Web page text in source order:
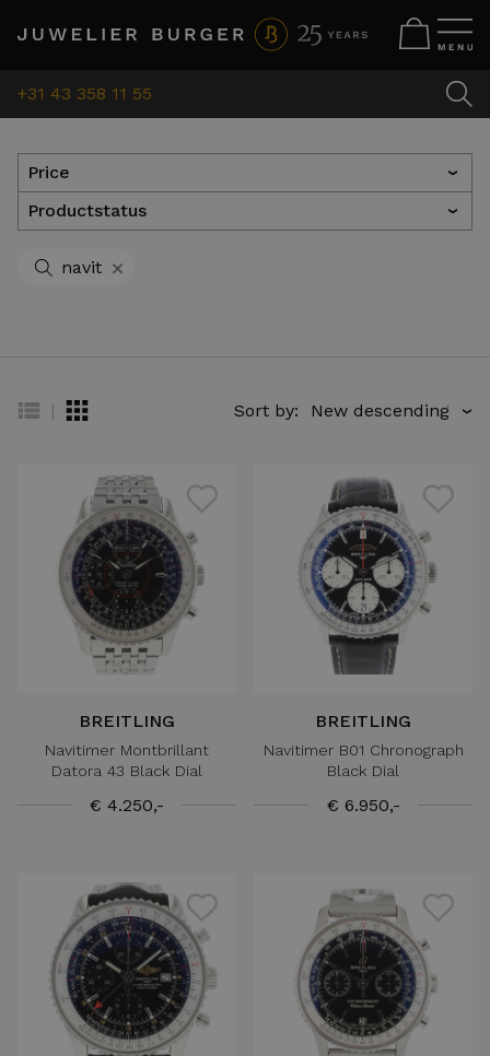
+31 43 358 11 55
Price ›
Productstatus ›
navit +
| Sort by: ›
BREITLING
Navitimer Montbrillant
Datora 43 Black Dial
€ 4.250,-
BREITLING
Navitimer B01 Chronograph
Black Dial
€ 6.950,-